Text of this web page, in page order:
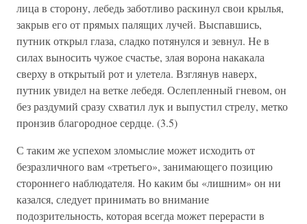
лица в сторону, лебедь заботливо раскинул свои крылья,
закрыв его от прямых палящих лучей. Выспавшись,
путник открыл глаза, сладко потянулся и зевнул. Не в
силах выносить чужое счастье, злая ворона накакала
сверху в открытый рот и улетела. Взглянув наверх,
путник увидел на ветке лебедя. Ослепленный гневом, он
без раздумий сразу схватил лук и выпустил стрелу, метко
пронзив благородное сердце. (3.5)
С таким же успехом зломыслие может исходить от
безразличного вам «третьего», занимающего позицию
стороннего наблюдателя. Но каким бы «лишним» он ни
казался, следует принимать во внимание
подозрительность, которая всегда может перерасти в